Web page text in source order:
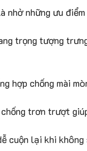
nhờ những ưu
trọng tượng
hợp chống mài
trơn trượt
cuộn lại khi